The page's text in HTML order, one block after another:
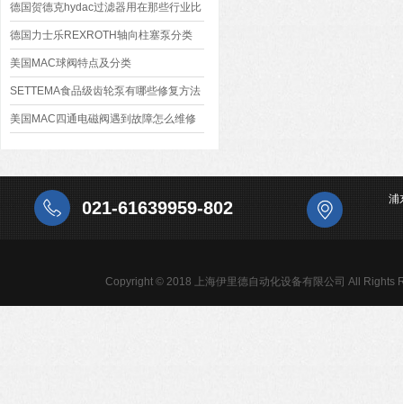
德国贺德克hydac过滤器用在那些行业比
较多？
德国力士乐REXROTH轴向柱塞泵分类
美国MAC球阀特点及分类
SETTEMA食品级齿轮泵有哪些修复方法
美国MAC四通电磁阀遇到故障怎么维修
021-61639959-802 浦
Copyright © 2018 上海伊里德自动化设备有限公司 All Rights